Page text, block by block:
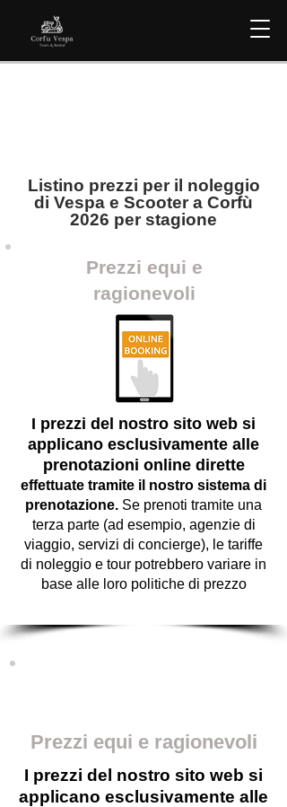
Listino prezzi per il noleggio
di Vespa e Scooter a Corfù
2026 per stagione
Prezzi equi e
ragionevoli
I prezzi del nostro sito web si
applicano esclusivamente alle
prenotazioni online dirette
effettuate tramite il nostro sistema di
prenotazione. Se prenoti tramite una
terza parte (ad esempio, agenzie di
viaggio, servizi di concierge), le tariffe
di noleggio e tour potrebbero variare in
base alle loro politiche di prezzo
Prezzi equi e ragionevoli
I prezzi del nostro sito web si
applicano esclusivamente alle